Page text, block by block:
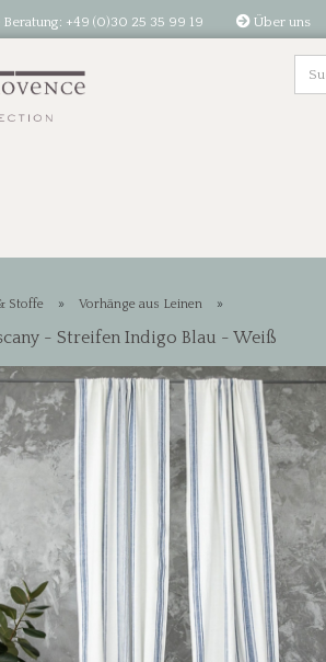
+49 (0)30 25 35 99 19 Über uns
Stoffe » Vorhänge aus Leinen »
- Streifen Indigo Blau - Weiß